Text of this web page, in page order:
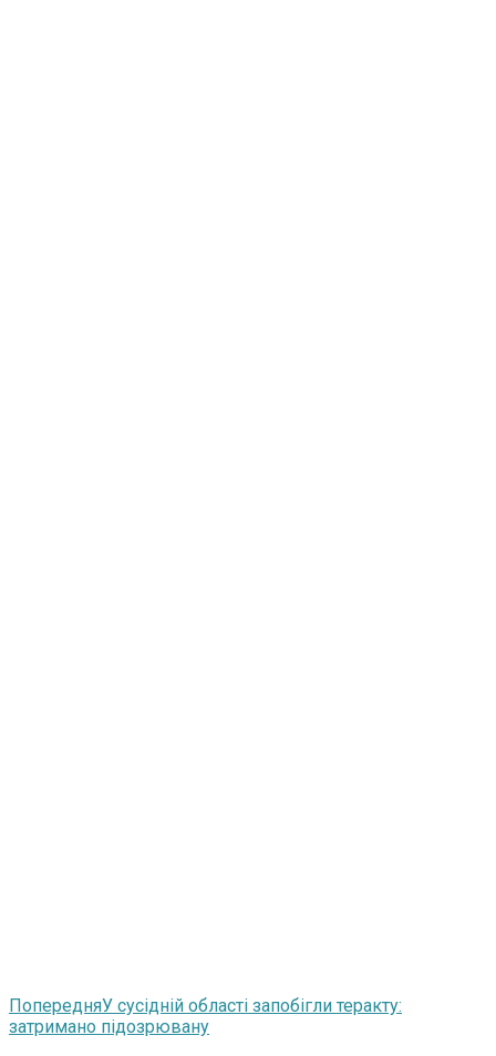
ПопередняУ сусідній області запобігли теракту:
затримано підозрювану